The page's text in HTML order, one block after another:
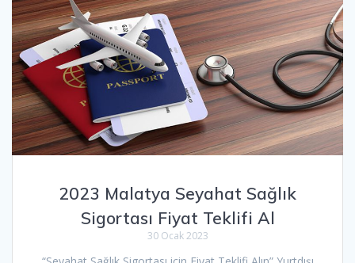
2023 Malatya Seyahat Sağlık
Sigortası Fiyat Teklifi Al
30 Ocak 2023